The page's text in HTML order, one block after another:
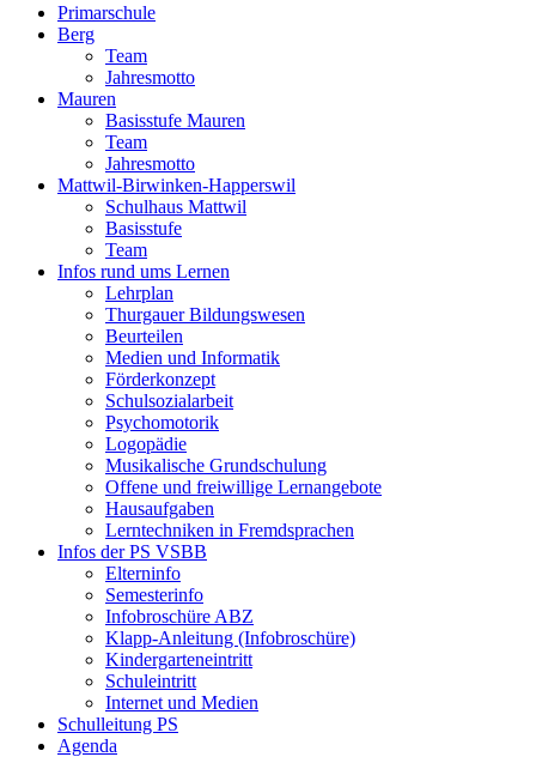
Primarschule
Berg
Team
Jahresmotto
Mauren
Basisstufe Mauren
Team
Jahresmotto
Mattwil-Birwinken-Happerswil
Schulhaus Mattwil
Basisstufe
Team
Infos rund ums Lernen
Lehrplan
Thurgauer Bildungswesen
Beurteilen
Medien und Informatik
Förderkonzept
Schulsozialarbeit
Psychomotorik
Logopädie
Musikalische Grundschulung
Offene und freiwillige Lernangebote
Hausaufgaben
Lerntechniken in Fremdsprachen
Infos der PS VSBB
Elterninfo
Semesterinfo
Infobroschüre ABZ
Klapp-Anleitung (Infobroschüre)
Kindergarteneintritt
Schuleintritt
Internet und Medien
Schulleitung PS
Agenda